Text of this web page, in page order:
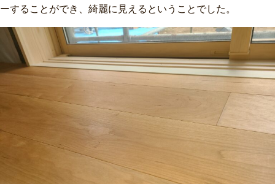
ーすることができ、綺麗に見えるということでした。